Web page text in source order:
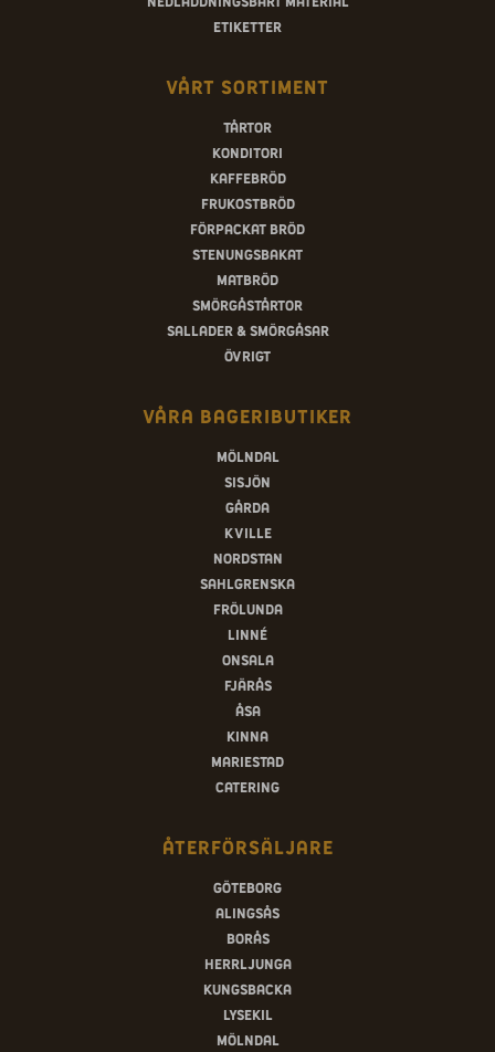
Etiketter
Vårt sortiment
Tårtor
Konditori
Kaffebröd
Frukostbröd
Förpackat bröd
Stenungsbakat
Matbröd
Smörgåstårtor
Sallader & smörgåsar
Övrigt
Våra bageributiker
Mölndal
Sisjön
Gårda
Kville
Nordstan
Sahlgrenska
Frölunda
Linné
Onsala
Fjärås
Åsa
Kinna
Mariestad
Catering
Återförsäljare
Göteborg
Alingsås
Borås
Herrljunga
Kungsbacka
Lysekil
Mölndal